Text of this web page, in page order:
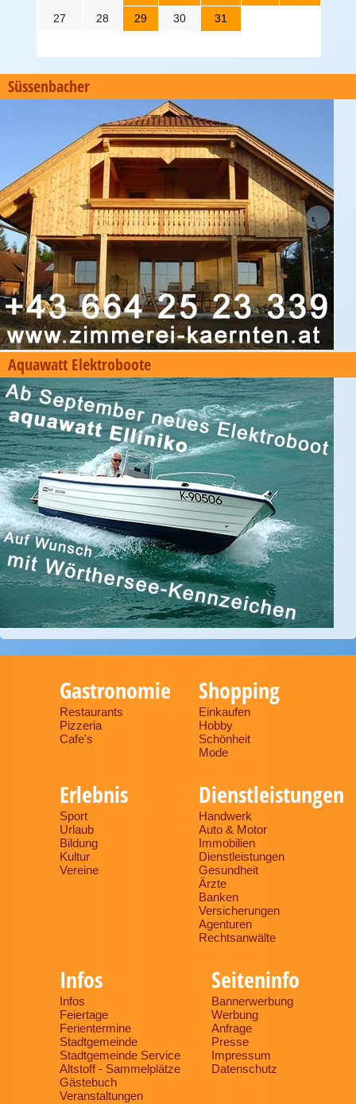
27
28 29 30 31
Süssenbacher
Aquawatt Elektroboote
Gastronomie
Restaurants
Pizzeria
Cafe's
Shopping
Einkaufen
Hobby
Schönheit
Mode
Erlebnis
Sport
Urlaub
Bildung
Kultur
Vereine
Dienstleistungen
Handwerk
Auto & Motor
Immobilien
Dienstleistungen
Gesundheit
Ärzte
Banken
Versicherungen
Agenturen
Rechtsanwälte
Infos
Infos
Feiertage
Ferientermine
Stadtgemeinde
Stadtgemeinde Service
Altstoff - Sammelplätze
Gästebuch
Veranstaltungen
Seiteninfo
Bannerwerbung
Werbung
Anfrage
Presse
Impressum
Datenschutz